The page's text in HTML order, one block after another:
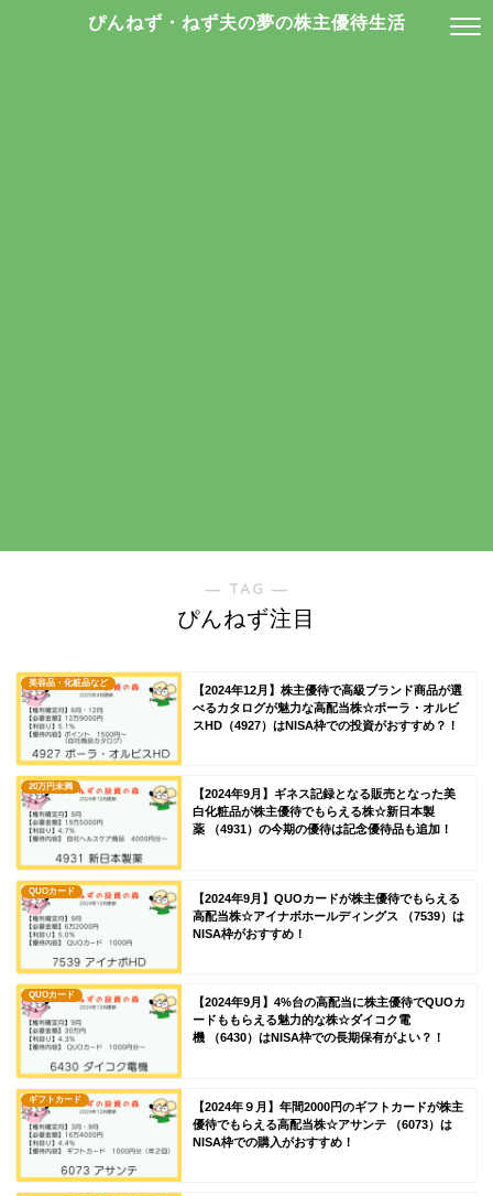
ぴんねず・ねず夫の夢の株主優待生活
― TAG ―
ぴんねず注目
美容品・化粧品など
【2024年12月】株主優待で高級ブランド商品が選
べるカタログが魅力な高配当株☆ポーラ・オルビ
スHD（4927）はNISA枠での投資がおすすめ？！
20万円未満
【2024年9月】ギネス記録となる販売となった美
白化粧品が株主優待でもらえる株☆新日本製
薬 （4931）の今期の優待は記念優待品も追加！
QUOカード
【2024年9月】QUOカードが株主優待でもらえる
高配当株☆アイナボホールディングス （7539）は
NISA枠がおすすめ！
QUOカード
【2024年9月】4%台の高配当に株主優待でQUOカ
ードももらえる魅力的な株☆ダイコク電
機 （6430）はNISA枠での長期保有がよい？！
ギフトカード
【2024年９月】年間2000円のギフトカードが株主
優待でもらえる高配当株☆アサンテ （6073）は
NISA枠での購入がおすすめ！